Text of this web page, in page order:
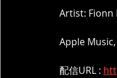
Artist: Fionn
Apple Music,
配信URL :